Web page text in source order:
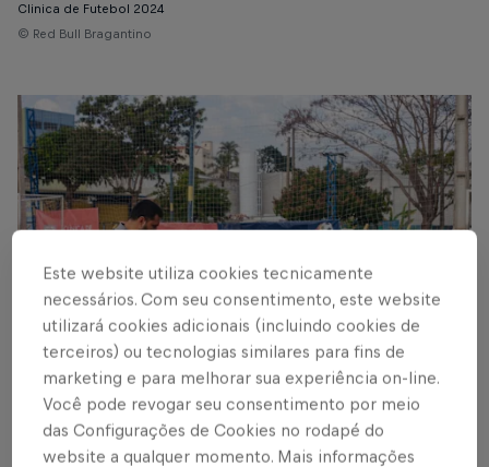
Clinica de Futebol 2024
© Red Bull Bragantino
Clinica de Futebol 2024
© Red Bull Bragantino
Este website utiliza cookies tecnicamente
necessários. Com seu consentimento, este website
utilizará cookies adicionais (incluindo cookies de
terceiros) ou tecnologias similares para fins de
marketing e para melhorar sua experiência on-line.
Você pode revogar seu consentimento por meio
das Configurações de Cookies no rodapé do
website a qualquer momento. Mais informações